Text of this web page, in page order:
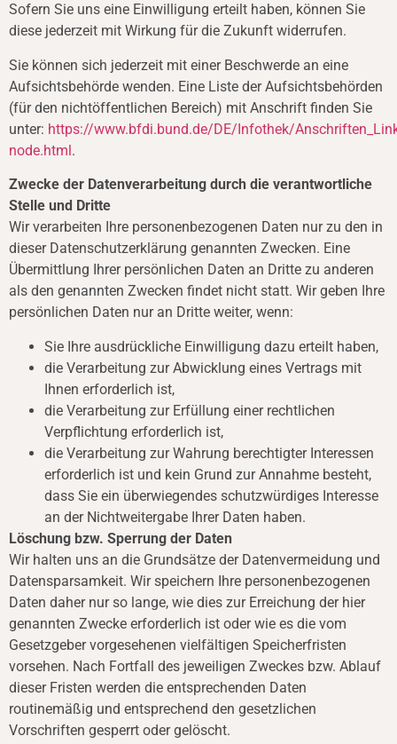
Sofern Sie uns eine Einwilligung erteilt haben, können Sie
diese jederzeit mit Wirkung für die Zukunft widerrufen.
Sie können sich jederzeit mit einer Beschwerde an eine
Aufsichtsbehörde wenden. Eine Liste der Aufsichtsbehörden
(für den nichtöffentlichen Bereich) mit Anschrift finden Sie
unter: https://www.bfdi.bund.de/DE/Infothek/
node.html.
Zwecke der Datenverarbeitung durch die verantwortliche
Stelle und Dritte
Wir verarbeiten Ihre personenbezogenen Daten nur zu den in
dieser Datenschutzerklärung genannten Zwecken. Eine
Übermittlung Ihrer persönlichen Daten an Dritte zu anderen
als den genannten Zwecken findet nicht statt. Wir geben Ihre
persönlichen Daten nur an Dritte weiter, wenn:
Sie Ihre ausdrückliche Einwilligung dazu erteilt haben,
die Verarbeitung zur Abwicklung eines Vertrags mit
Ihnen erforderlich ist,
die Verarbeitung zur Erfüllung einer rechtlichen
Verpflichtung erforderlich ist,
die Verarbeitung zur Wahrung berechtigter Interessen
erforderlich ist und kein Grund zur Annahme besteht,
dass Sie ein überwiegendes schutzwürdiges Interesse
an der Nichtweitergabe Ihrer Daten haben.
Löschung bzw. Sperrung der Daten
Wir halten uns an die Grundsätze der Datenvermeidung und
Datensparsamkeit. Wir speichern Ihre personenbezogenen
Daten daher nur so lange, wie dies zur Erreichung der hier
genannten Zwecke erforderlich ist oder wie es die vom
Gesetzgeber vorgesehenen vielfältigen Speicherfristen
vorsehen. Nach Fortfall des jeweiligen Zweckes bzw. Ablauf
dieser Fristen werden die entsprechenden Daten
routinemäßig und entsprechend den gesetzlichen
Vorschriften gesperrt oder gelöscht.